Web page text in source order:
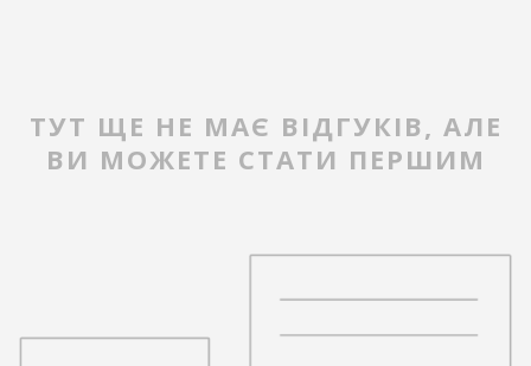
ТУТ ЩЕ НЕ МАЄ ВІДГУКІВ, АЛЕ
ВИ МОЖЕТЕ СТАТИ ПЕРШИМ